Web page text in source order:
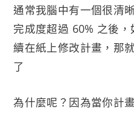
通常我腦中有一個很清
完成度超過 60% 之後
續在紙上修改計畫，那
了
為什麼呢？因為當你計